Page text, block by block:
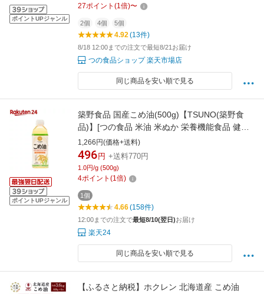
ポイントUPジャンル
27ポイント (1倍)〜
2個 4個 5個
4.92(13件)
8/18 12:00までの注文で最短8/21お届け
つの食品ショップ 楽天市場店
同じ商品を安い順で見る
ポイントUPジャンル
築野食品 国産こめ油(500g)【TSUNO(築野食
品)】[つの食品 米油 米ぬか 栄養機能食品 健康
ビタミンE]
1,266円(価格+送料)
496 円 +送料770円
1.0円/g (500g)
4ポイント (1倍)
1個
4.66(158件)
12:00までの注文で最短8/10(翌日)お届け
楽天24
同じ商品を安い順で見る
【ふるさと納税】ホクレン 北海道産 こめ油